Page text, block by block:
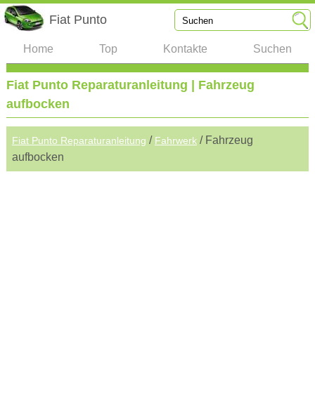
Fiat Punto
Home Top Kontakte Suchen
Fiat Punto Reparaturanleitung | Fahrzeug
aufbocken
Fiat Punto Reparaturanleitung / Fahrwerk/ Fahrzeug
aufbocken